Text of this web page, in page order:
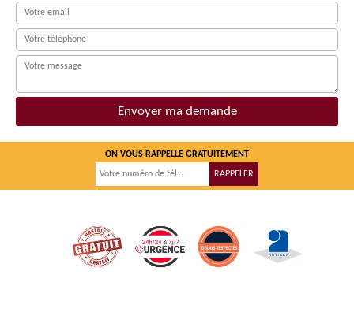
ON VOUS RAPPELLE GRATUITEMENT